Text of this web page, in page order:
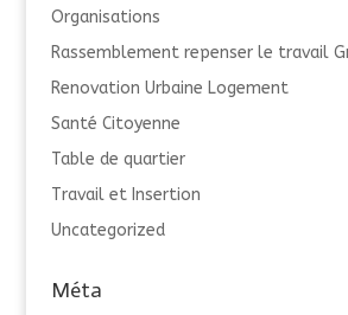
Organisations
Rassemblement repenser le travail
Renovation Urbaine Logement
Santé Citoyenne
Table de quartier
Travail et Insertion
Uncategorized
Méta